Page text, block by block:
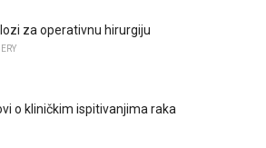
za operativnu hirurgiju
o kliničkim ispitivanjima raka